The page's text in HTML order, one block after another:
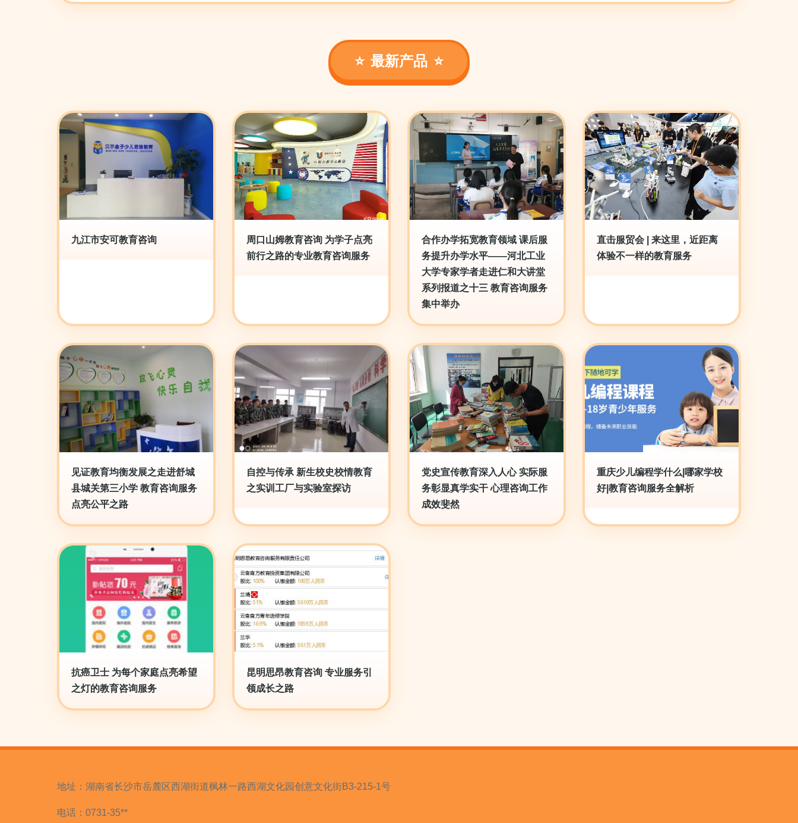
最新产品
九江市安可教育咨询
周口山姆教育咨询 为学子点亮
前行之路的专业教育咨询服务
合作办学拓宽教育领域 课后服
务提升办学水平——河北工业
大学专家学者走进仁和大讲堂
系列报道之十三 教育咨询服务
集中举办
直击服贸会 | 来这里，近距离
体验不一样的教育服务
见证教育均衡发展之走进舒城
县城关第三小学 教育咨询服务
点亮公平之路
自控与传承 新生校史校情教育
之实训工厂与实验室探访
党史宣传教育深入人心 实际服
务彰显真学实干 心理咨询工作
成效斐然
重庆少儿编程学什么|哪家学校
好|教育咨询服务全解析
抗癌卫士 为每个家庭点亮希望
之灯的教育咨询服务
昆明思昂教育咨询 专业服务引
领成长之路
地址：湖南省长沙市岳麓区西湖街道枫林一路西湖文化园创意文化街B3-215-1号
电话：0731-35**